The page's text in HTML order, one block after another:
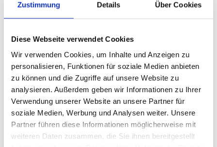
Zustimmung Details Über Cookies
Diese Webseite verwendet Cookies
Wir verwenden Cookies, um Inhalte und Anzeigen zu
personalisieren, Funktionen für soziale Medien anbieten
zu können und die Zugriffe auf unsere Website zu
analysieren. Außerdem geben wir Informationen zu Ihrer
Verwendung unserer Website an unsere Partner für
soziale Medien, Werbung und Analysen weiter. Unsere
Partner führen diese Informationen möglicherweise mit
weiteren Daten zusammen, die Sie ihnen bereitgestellt
Knabberstangen Pferd
19 cm
PRODUKTINFO
pdf
Knabberstangen Pferd.pdf